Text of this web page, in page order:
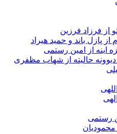
فرزین
و حمید هیراد
امین رستمی
از شهاب مظفری